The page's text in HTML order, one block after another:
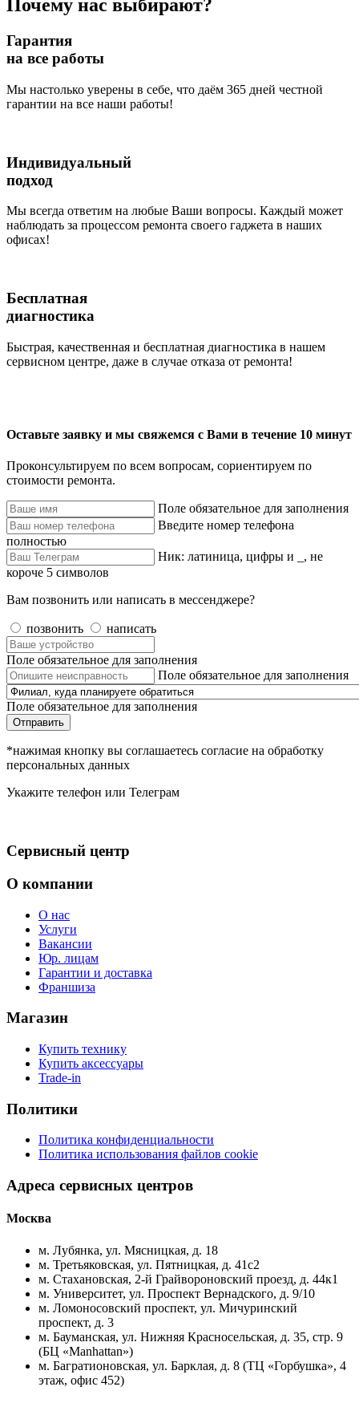
Почему нас выбирают?
Гарантия
на все работы
Мы настолько уверены в себе, что даём 365 дней честной
гарантии на все наши работы!
Индивидуальный
подход
Мы всегда ответим на любые Ваши вопросы. Каждый может
наблюдать за процессом ремонта своего гаджета в наших
офисах!
Бесплатная
диагностика
Быстрая, качественная и бесплатная диагностика в нашем
сервисном центре, даже в случае отказа от ремонта!
Оставьте заявку и мы свяжемся с Вами в течение 10 минут
Проконсультируем по всем вопросам, сориентируем по
стоимости ремонта.
Поле обязательное для заполнения
Введите номер телефона
полностью
Ник: латиница, цифры и _, не
короче 5 символов
Вам позвонить или написать в мессенджере?
позвонить написать
Поле обязательное для заполнения
Поле обязательное для заполнения
Поле обязательное для заполнения
Отправить
*нажимая кнопку вы соглашаетесь согласие на обработку
персональных данных
Укажите телефон или Телеграм
Сервисный центр
О компании
О нас
Услуги
Вакансии
Юр. лицам
Гарантии и доставка
Франшиза
Магазин
Купить технику
Купить аксессуары
Trade-in
Политики
Политика конфиденциальности
Политика использования файлов cookie
Адреса сервисных центров
Москва
м. Лубянка, ул. Мясницкая, д. 18
м. Третьяковская, ул. Пятницкая, д. 41с2
м. Стахановская, 2-й Грайвороновский проезд, д. 44к1
м. Университет, ул. Проспект Вернадского, д. 9/10
м. Ломоносовский проспект, ул. Мичуринский
проспект, д. 3
м. Бауманская, ул. Нижняя Красносельская, д. 35, стр. 9
(БЦ «Manhattan»)
м. Багратионовская, ул. Барклая, д. 8 (ТЦ «Горбушка», 4
этаж, офис 452)